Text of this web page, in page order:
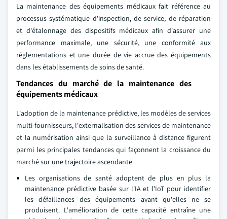
La maintenance des équipements médicaux fait référence au
processus systématique d'inspection, de service, de réparation
et d'étalonnage des dispositifs médicaux afin d'assurer une
performance maximale, une sécurité, une conformité aux
réglementations et une durée de vie accrue des équipements
dans les établissements de soins de santé.
Tendances du marché de la maintenance des
équipements médicaux
L'adoption de la maintenance prédictive, les modèles de services
multi-fournisseurs, l'externalisation des services de maintenance
et la numérisation ainsi que la surveillance à distance figurent
parmi les principales tendances qui façonnent la croissance du
marché sur une trajectoire ascendante.
Les organisations de santé adoptent de plus en plus la
maintenance prédictive basée sur l'IA et l'IoT pour identifier
les défaillances des équipements avant qu'elles ne se
produisent. L'amélioration de cette capacité entraîne une